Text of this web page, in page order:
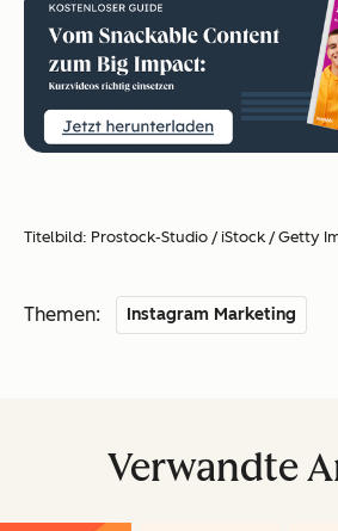
Titelbild: Prostock-Studio / iStock / Getty
Themen: Instagram Marketing
Verwandte